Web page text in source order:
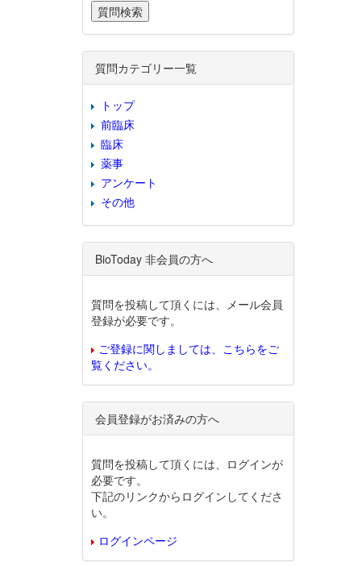
質問カテゴリー一覧
トップ
前臨床
臨床
薬事
アンケート
その他
BioToday 非会員の方へ
質問を投稿して頂くには、メール会員
登録が必要です。
ご登録に関しましては、こちらをご
覧ください。
会員登録がお済みの方へ
質問を投稿して頂くには、ログインが
必要です。
下記のリンクからログインしてくださ
い。
ログインページ